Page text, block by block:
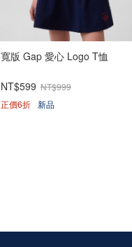
寬版 Gap 愛心 Logo T恤
NT$599 NT$999
正價6折 新品